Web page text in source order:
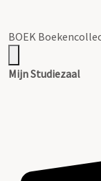
BOEK
Mijn Studiezaal